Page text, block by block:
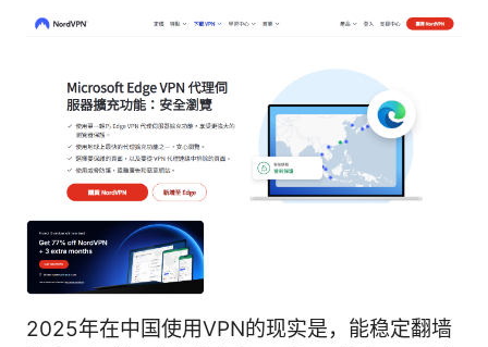
2025年在中国使用VPN的现实是，能稳定翻墙